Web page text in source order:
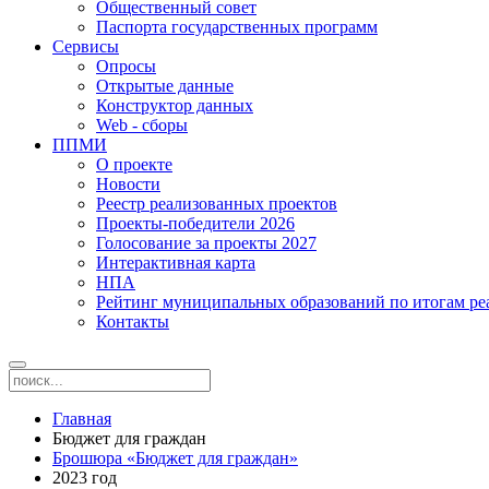
Общественный совет
Паспорта государственных программ
Сервисы
Опросы
Открытые данные
Конструктор данных
Web - сборы
ППМИ
О проекте
Новости
Реестр реализованных проектов
Проекты-победители 2026
Голосование за проекты 2027
Интерактивная карта
НПА
Рейтинг муниципальных образований по итогам
Контакты
Главная
Бюджет для граждан
Брошюра «Бюджет для граждан»
2023 год